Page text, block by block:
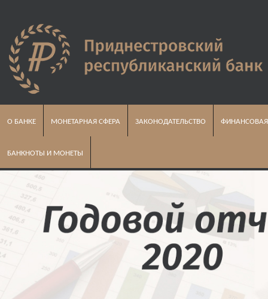
О БАНКЕ МОНЕТАРНАЯ СФЕРА ЗАКОНОДАТЕЛЬСТВО
БАНКНОТЫ И МОНЕТЫ